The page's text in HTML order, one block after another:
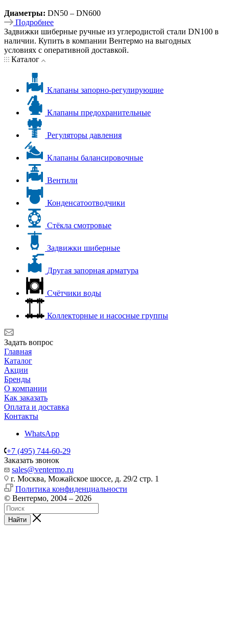
Диаметры: DN50 – DN600
Подробнее
Задвижки шиберные ручные из углеродистой стали DN100 в
наличии. Купить в компании Вентермо на выгодных
условиях с оперативной доставкой.
Каталог
Клапаны запорно-регулирующие
Клапаны предохранительные
Регуляторы давления
Клапаны балансировочные
Вентили
Конденсатоотводчики
Стёкла смотровые
Задвижки шиберные
Другая запорная арматура
Счётчики воды
Коллекторные и насосные группы
Задать вопрос
Главная
Каталог
Акции
Бренды
О компании
Как заказать
Оплата и доставка
Контакты
WhatsApp
+7 (495) 744-60-29
Заказать звонок
sales@ventermo.ru
г. Москва, Можайское шоссе, д. 29/2 стр. 1
Политика конфиденциальности
© Вентермо, 2004 – 2026
Найти